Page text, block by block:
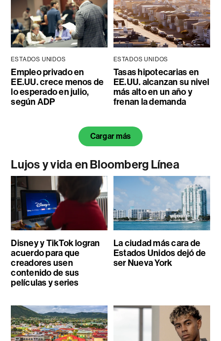
ESTADOS UNIDOS
Empleo privado en
EE.UU. crece menos de
lo esperado en julio,
según ADP
ESTADOS UNIDOS
Tasas hipotecarias en
EE.UU. alcanzan su nivel
más alto en un año y
frenan la demanda
Cargar más
Lujos y vida en Bloomberg Línea
Disney y TikTok logran
acuerdo para que
creadores usen
contenido de sus
películas y series
La ciudad más cara de
Estados Unidos dejó de
ser Nueva York